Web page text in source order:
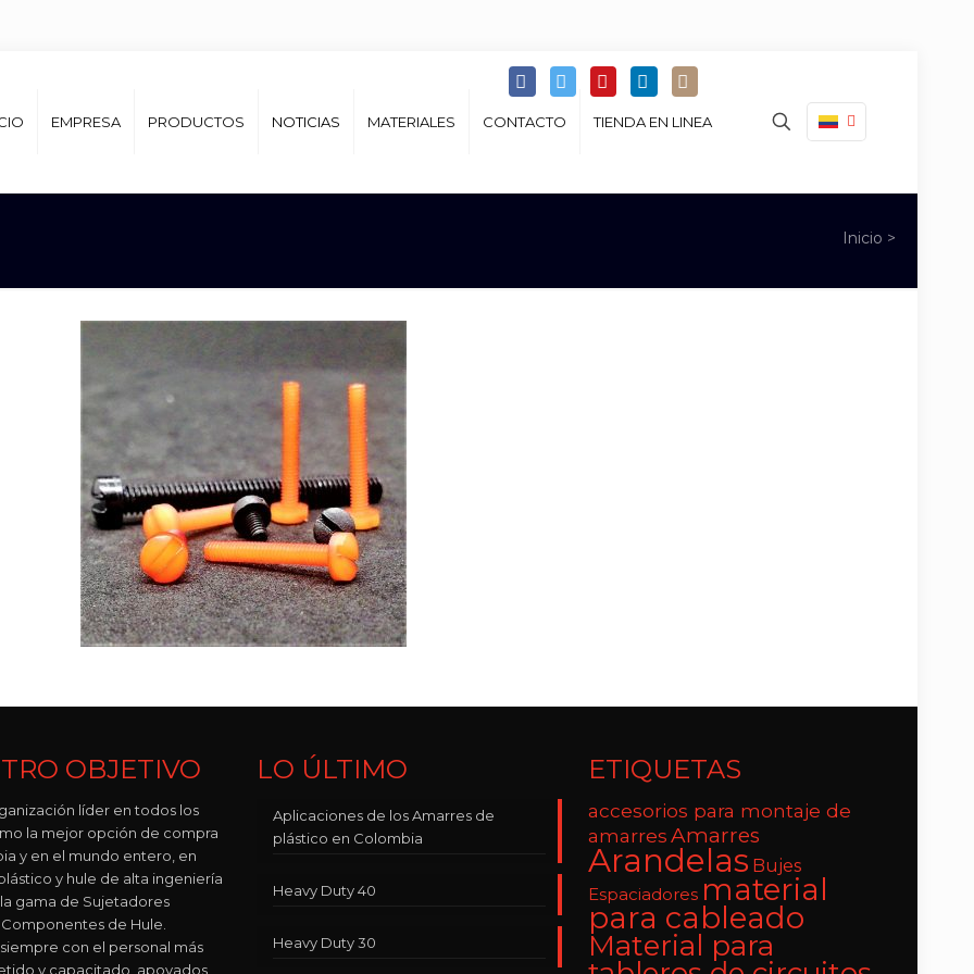
EMPRESA PRODUCTOS NOTICIAS MATERIALES CONTACTO TIENDA EN LINEA
OBJETIVO
líder en todos los
la mejor opción de compra
y en el mundo entero, en
y hule de alta ingeniería
gama de Sujetadores
de Hule.
con el personal más
y capacitado, apoyados
LO ÚLTIMO
Aplicaciones de los Amarres de
plástico en Colombia
Heavy Duty 40
Heavy Duty 30
ETIQUETAS
accesorios para montaje de
amarresAmarres
Arandelas Bujes
Espaciadores material
para cableado
Material para